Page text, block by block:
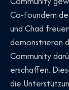
Co-Foundern
und Chad
demonstrieren
Community
erschaffen.
die